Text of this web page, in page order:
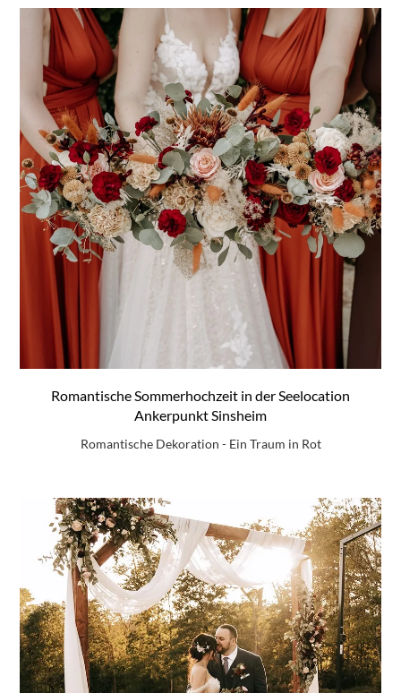
Romantische Sommerhochzeit in der Seelocation
Ankerpunkt Sinsheim
Romantische Dekoration - Ein Traum in Rot